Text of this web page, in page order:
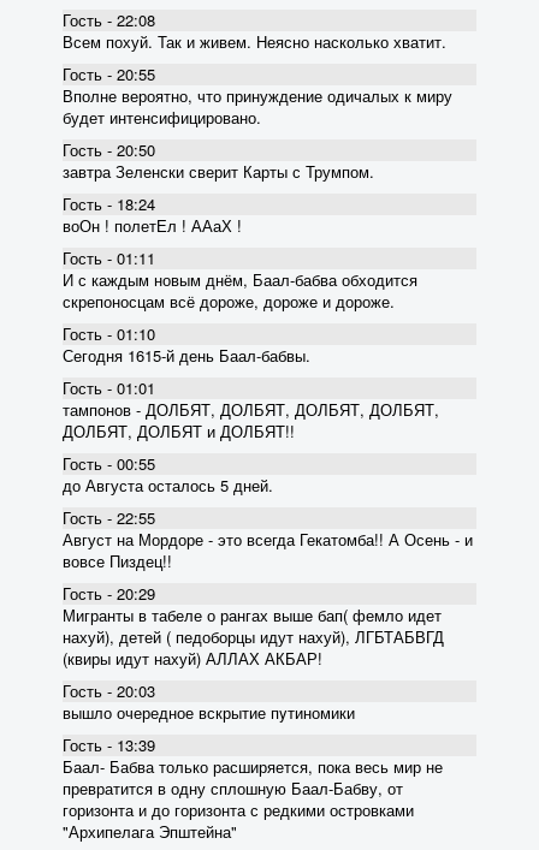
Гость - 22:08
Всем похуй. Так и живем. Неясно насколько хватит.
Гость - 20:55
Вполне вероятно, что принуждение одичалых к миру
будет интенсифицировано.
Гость - 20:50
завтра Зеленски сверит Карты с Трумпом.
Гость - 18:24
воОн ! полетЕл ! ААаХ !
Гость - 01:11
И с каждым новым днём, Баал-бабва обходится
скрепоносцам всё дороже, дороже и дороже.
Гость - 01:10
Сегодня 1615-й день Баал-бабвы.
Гость - 01:01
тампонов - ДОЛБЯТ, ДОЛБЯТ, ДОЛБЯТ, ДОЛБЯТ,
ДОЛБЯТ, ДОЛБЯТ и ДОЛБЯТ!!
Гость - 00:55
до Августа осталось 5 дней.
Гость - 22:55
Август на Мордоре - это всегда Гекатомба!! А Осень - и
вовсе Пиздец!!
Гость - 20:29
Мигранты в табеле о рангах выше бап( фемло идет
нахуй), детей ( педоборцы идут нахуй), ЛГБТАБВГД
(квиры идут нахуй) АЛЛАХ АКБАР!
Гость - 20:03
вышло очередное вскрытие пyтиномики
Гость - 13:39
Баал- Бабва только расширяется, пока весь мир не
превратится в одну сплошную Баал-Бабву, от
горизонта и до горизонта с редкими островками
"Архипелага Эпштейна"